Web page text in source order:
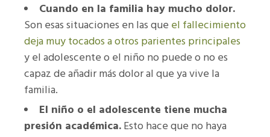
Cuando en la familia hay mucho dolor.
Son esas situaciones en las que el fallecimiento
deja muy tocados a otros parientes principales
y el adolescente o el niño no puede o no es
capaz de añadir más dolor al que ya vive la
familia.
El niño o el adolescente tiene mucha
presión académica.Esto hace que no haya